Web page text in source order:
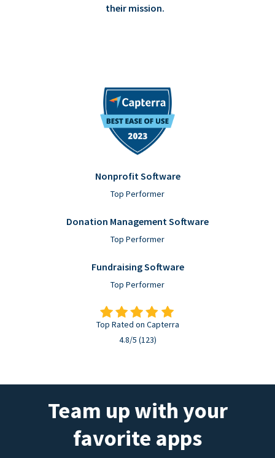
their mission.
Nonprofit Software
Top Performer
Donation Management Software
Top Performer
Fundraising Software
Top Performer
Top Rated on Capterra
4.8/5 (123)
Team up with your
favorite apps